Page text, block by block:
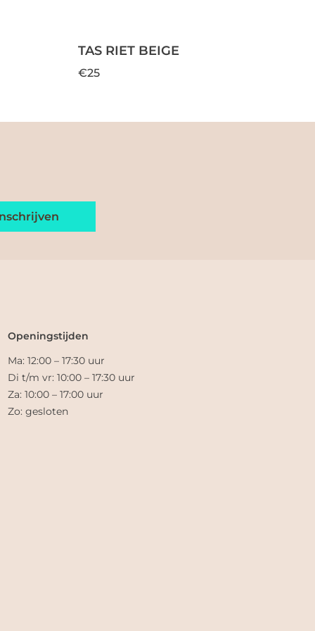
TAS RIET BEIGE
€25
Openingstijden
Ma: 12:00 – 17:30 uur
Di t/m vr: 10:00 – 17:30 uur
Za: 10:00 – 17:00 uur
Zo: gesloten